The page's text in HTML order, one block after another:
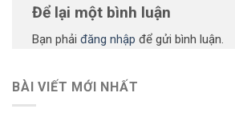
Để lại một bình luận
Bạn phải đăng nhập để gửi bình luận.
BÀI VIẾT MỚI NHẤT